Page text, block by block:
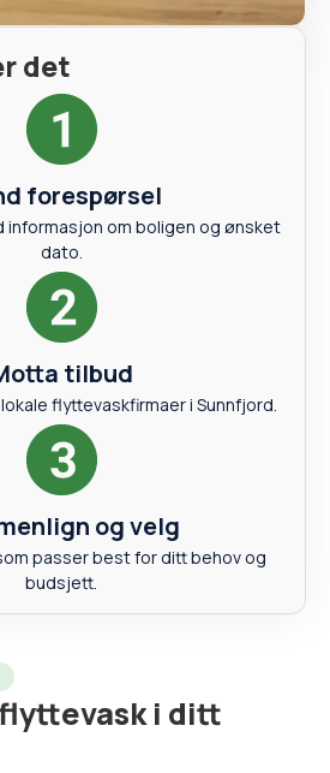
det
forespørsel
informasjon om boligen og ønsket
dato.
tilbud
flyttevaskfirmaer i Sunnfjord.
og velg
passer best for ditt behov og
budsjett.
i ditt